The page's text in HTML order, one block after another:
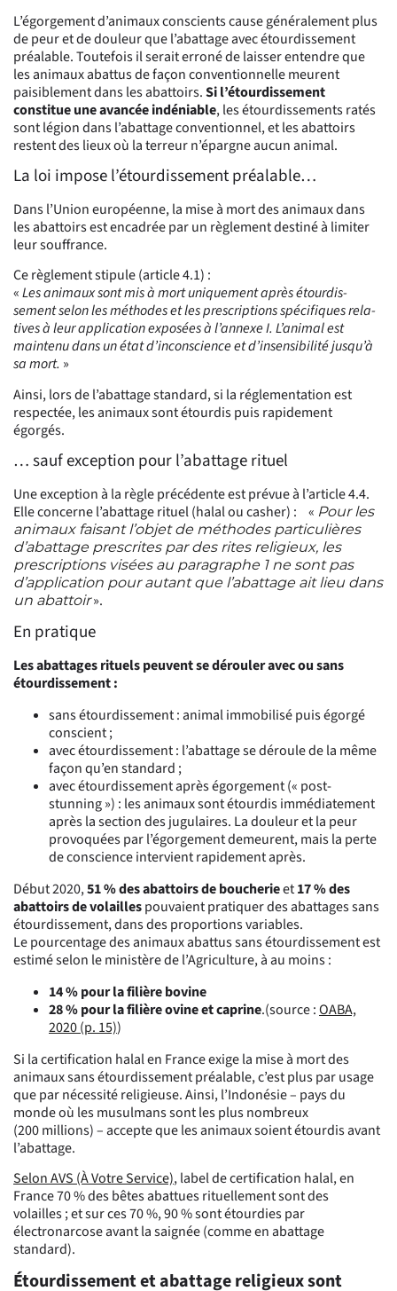
L’égorgement d’animaux conscients cause généralement plus
de peur et de douleur que l’abattage avec étourdissement
préalable. Toutefois il serait erroné de laisser entendre que
les animaux abattus de façon conventionnelle meurent
paisiblement dans les abattoirs.Si l’étourdissement
constitue une avancée indéniable, les étourdissements ratés
sont légion dans l’abattage conventionnel, et les abattoirs
restent des lieux où la terreur n’épargne aucun animal.
La loi impose l’étourdissement préalable…
Dans l’Union européenne, la mise à mort des animaux dans
les abattoirs est encadrée par un règlement destiné à limiter
leur souffrance.
Ce règlement stipule (article 4.1) :
«Les animaux sont mis à mort uniquement après étourdis­
sement selon les méthodes et les prescriptions spécifiques rela­
tives à leur application exposées à l’annexe I. L’animal est
maintenu dans un état d’inconscience et d’insensibilité jusqu’à
sa mort. »
Ainsi, lors de l’abattage standard, si la réglementation est
respectée, les animaux sont étourdis puis rapidement
égorgés.
… sauf exception pour l’abattage rituel
Une exception à la règle précédente est prévue à l’article 4.4.
Elle concerne l’abattage rituel (halal ou casher) : « Pour les
animaux faisant l’objet de méthodes particulières
d’abattage prescrites par des rites religieux, les
prescriptions visées au paragraphe 1 ne sont pas
d’application pour autant que l’abattage ait lieu dans
un abattoir».
En pratique
Les abattages rituels peuvent se dérouler avec ou sans
étourdissement :
sans étourdissement : animal immobilisé puis égorgé
conscient ;
avec étourdissement : l’abattage se déroule de la même
façon qu’en standard ;
avec étourdissement après égorgement (« post-
stunning ») : les animaux sont étourdis immédiatement
après la section des jugulaires. La douleur et la peur
provoquées par l’égorgement demeurent, mais la perte
de conscience intervient rapidement après.
Début 2020,51 % des abattoirs de boucherieet17 % des
abattoirs de volaillespouvaient pratiquer des abattages sans
étourdissement, dans des proportions variables.
Le pourcentage des animaux abattus sans étourdissement est
estimé selon le ministère de l’Agriculture, à au moins :
14 % pour la filière bovine
28 % pour la filière ovine et caprine.(source :OABA,
2020 (p. 15))
Si la certification halal en France exige la mise à mort des
animaux sans étourdissement préalable, c’est plus par usage
que par nécessité religieuse. Ainsi, l’Indonésie – pays du
monde où les musulmans sont les plus nombreux
(200 millions) – accepte que les animaux soient étourdis avant
l’abattage.
Selon AVS (À Votre Service), label de certification halal, en
France 70 % des bêtes abattues rituellement sont des
volailles ; et sur ces 70 %, 90 % sont étourdies par
électronarcose avant la saignée (comme en abattage
standard).
Étourdissement et abattage religieux sont